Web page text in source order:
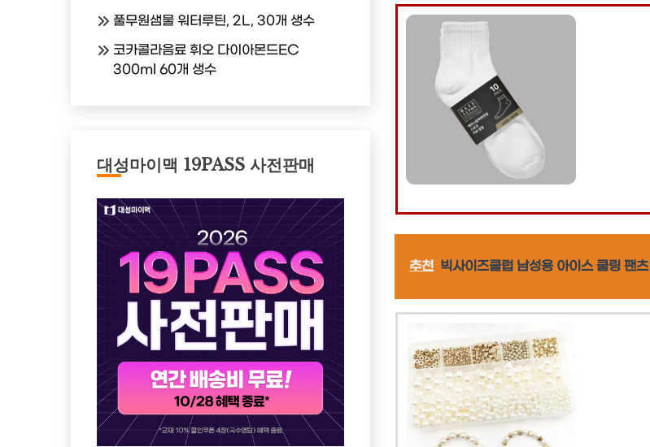
추천 빅사이즈클럽 남성용 아이스 쿨링 팬츠
풀무원샘물 워터루틴, 2L, 30개 생수
코카콜라음료 휘오 다이아몬드EC
300ml 60개 생수
대성마이맥 19PASS 사전판매